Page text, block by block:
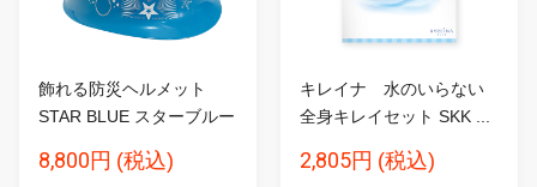
飾れる防災ヘルメット
STAR BLUE スターブルー
8,800円 (税込)
キレイナ 水のいらない
全身キレイセット SKK ...
2,805円 (税込)